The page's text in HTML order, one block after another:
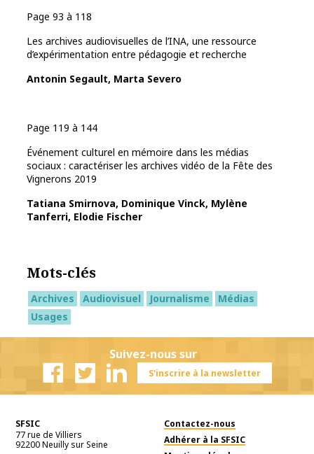
Page 93 à 118
Les archives audiovisuelles de l’INA, une ressource
d’expérimentation entre pédagogie et recherche
Antonin Segault, Marta Severo
Page 119 à 144
Événement culturel en mémoire dans les médias
sociaux : caractériser les archives vidéo de la Fête des
Vignerons 2019
Tatiana Smirnova, Dominique Vinck, Mylène
Tanferri, Elodie Fischer
Mots-clés
Archives Audiovisuel Journalisme
Médias
Usages
Suivez-nous sur
S'inscrire à la newsletter
SFSIC
77 rue de Villiers
92200Neuilly sur Seine
Contactez-nous
Adhérer à la SFSIC